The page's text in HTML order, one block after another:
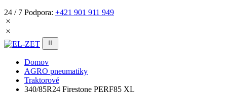
24 / 7 Podpora: +421 901 911 949
Domov
AGRO pneumatiky
Traktorové
340/85R24 Firestone PERF85 XL